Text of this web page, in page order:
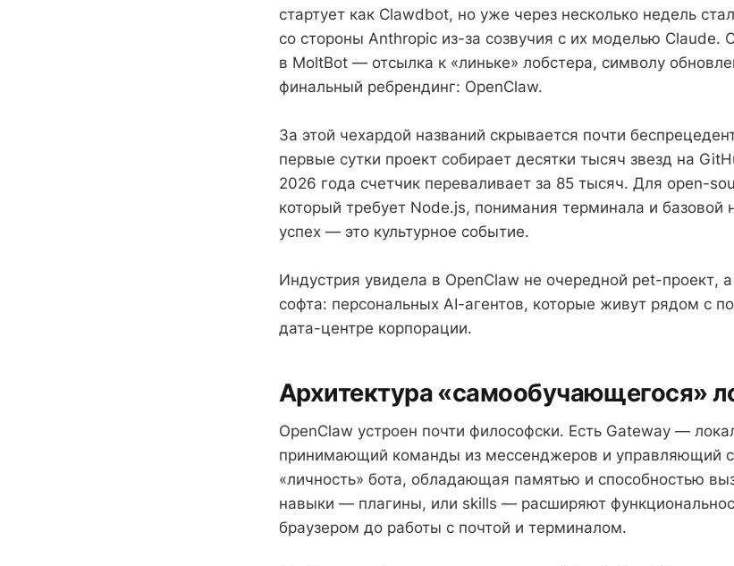
стартует как Clawdbot, но уже через несколько недель
со стороны Anthropic из-за созвучия с их моделью Claude.
в MoltBot — отсылка к «линьке» лобстера, символу
финальный ребрендинг: OpenClaw.
За этой чехардой названий скрывается почти
первые сутки проект собирает десятки тысяч звезд на
2026 года счетчик переваливает за 85 тысяч. Для open-
который требует Node.js, понимания терминала и базовой
успех — это культурное событие.
Индустрия увидела в OpenClaw не очередной pet-проект, а
софта: персональных AI-агентов, которые живут рядом с
дата-центре корпорации.
Архитектура «самообучающегося»
OpenClaw устроен почти философски. Есть Gateway —
принимающий команды из мессенджеров и управляющий
«личность» бота, обладающая памятью и способностью
навыки — плагины, или skills — расширяют
браузером до работы с почтой и терминалом.